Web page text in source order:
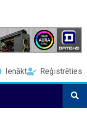
Ienākt Reģistrēties